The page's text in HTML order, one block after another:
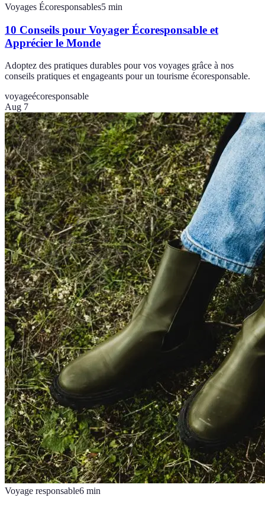
Voyages Écoresponsables5 min
10 Conseils pour Voyager Écoresponsable et
Apprécier le Monde
Adoptez des pratiques durables pour vos voyages grâce à nos
conseils pratiques et engageants pour un tourisme écoresponsable.
voyageécoresponsable
Aug 7
Voyage responsable6 min